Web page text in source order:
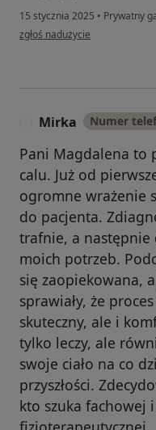
15 stycznia 2025 • Prywatny
w opinii użytkownika Ewelina
zgłoś nadużycie
Mirka Numer
Pani Magdalena to
calu. Już od
ogromne wrażenie
do pacjenta.
trafnie, a następnie
moich potrzeb.
się zaopiekowana,
sprawiały, że
skuteczny, ale i
tylko leczy, ale
swoje ciało na co
przyszłości.
kto szuka fachowej